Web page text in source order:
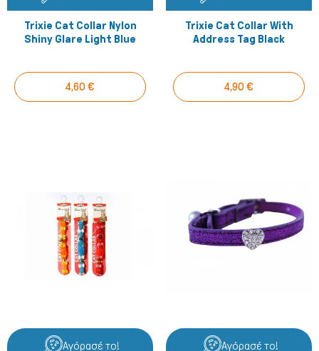
Trixie Cat Collar Nylon
Shiny Glare Light Blue
4,60 €
Trixie Cat Collar With
Address Tag Black
4,90 €
Αγόρασέ το! Αγόρασέ το!